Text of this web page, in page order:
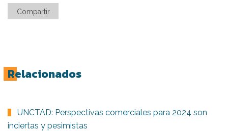
Compartir
Relacionados
UNCTAD: Perspectivas comerciales para 2024 son
inciertas y pesimistas